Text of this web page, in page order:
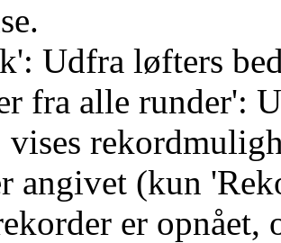
Udfra løfters
fra alle runder':
angivet (kun
er opnået,